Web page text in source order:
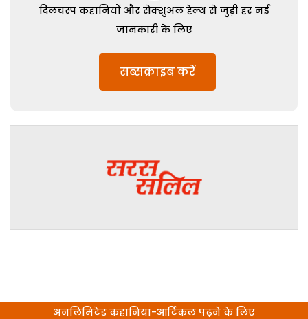
दिलचस्प कहानियों और सेक्शुअल हेल्थ से जुड़ी हर नई
जानकारी के लिए
सब्सक्राइब करें
अनलिमिटेड कहानियां-आर्टिकल पढ़ने के लिए